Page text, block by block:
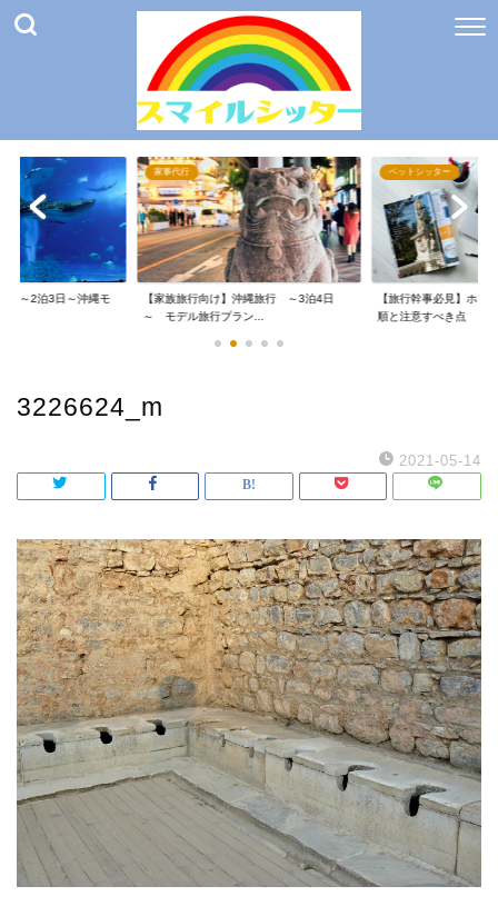
】～2泊3日～沖縄モ
家事代行
【家族旅行向け】沖縄旅行 ～3泊4日
～ モデル旅行プラン...
ペットシッター
【旅行幹事必見】ホ
順と注意すべき点
3226624_m
2021-05-14